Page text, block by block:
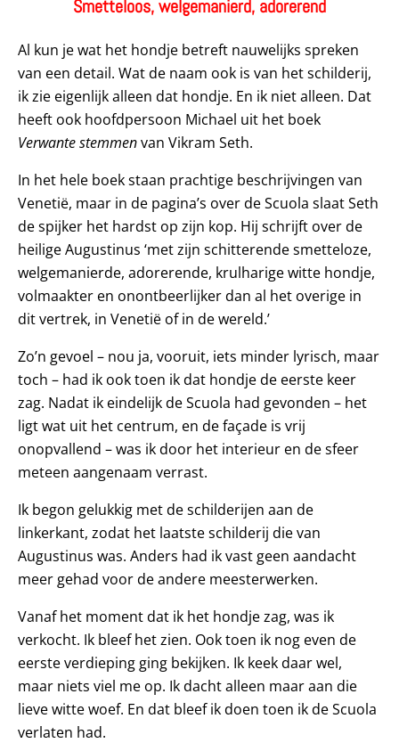
Smetteloos, welgemanierd, adorerend
Al kun je wat het hondje betreft nauwelijks spreken
van een detail. Wat de naam ook is van het schilderij,
ik zie eigenlijk alleen dat hondje. En ik niet alleen. Dat
heeft ook hoofdpersoon Michael uit het boek
Verwante stemmenvan Vikram Seth.
In het hele boek staan prachtige beschrijvingen van
Venetië, maar in de pagina’s over de Scuola slaat Seth
de spijker het hardst op zijn kop. Hij schrijft over de
heilige Augustinus ‘met zijn schitterende smetteloze,
welgemanierde, adorerende, krulharige witte hondje,
volmaakter en onontbeerlijker dan al het overige in
dit vertrek, in Venetië of in de wereld.’
Zo’n gevoel – nou ja, vooruit, iets minder lyrisch, maar
toch – had ik ook toen ik dat hondje de eerste keer
zag. Nadat ik eindelijk de Scuola had gevonden – het
ligt wat uit het centrum, en de façade is vrij
onopvallend – was ik door het interieur en de sfeer
meteen aangenaam verrast.
Ik begon gelukkig met de schilderijen aan de
linkerkant, zodat het laatste schilderij die van
Augustinus was. Anders had ik vast geen aandacht
meer gehad voor de andere meesterwerken.
Vanaf het moment dat ik het hondje zag, was ik
verkocht. Ik bleef het zien. Ook toen ik nog even de
eerste verdieping ging bekijken. Ik keek daar wel,
maar niets viel me op. Ik dacht alleen maar aan die
lieve witte woef. En dat bleef ik doen toen ik de Scuola
verlaten had.